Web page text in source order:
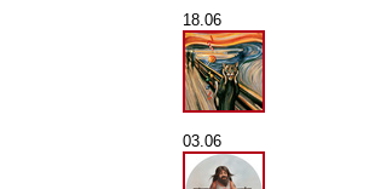
18.06
03.06